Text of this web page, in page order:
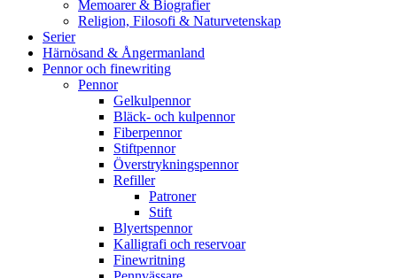
Memoarer & Biografier
Religion, Filosofi & Naturvetenskap
Serier
Härnösand & Ångermanland
Pennor och finewriting
Pennor
Gelkulpennor
Bläck- och kulpennor
Fiberpennor
Stiftpennor
Överstrykningspennor
Refiller
Patroner
Stift
Blyertspennor
Kalligrafi och reservoar
Finewritning